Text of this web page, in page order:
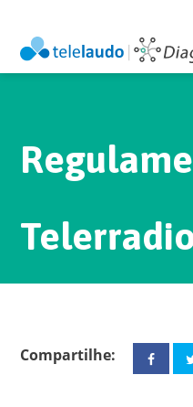
Regulamentação da
Compartilhe: